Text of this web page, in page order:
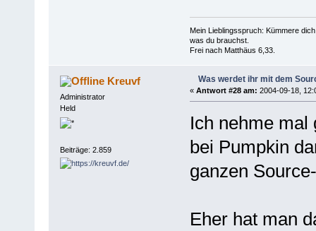
Mein Lieblingsspruch: Kümmere
was du brauchst.
Frei nach Matthäus 6,33.
Kreuvf
Administrator
Held
Beiträge: 2.859
Was werdet ihr mit dem
« Antwort #28 am: 2004-09-18,
Ich nehme mal
bei Pumpkin
ganzen
Eher hat man